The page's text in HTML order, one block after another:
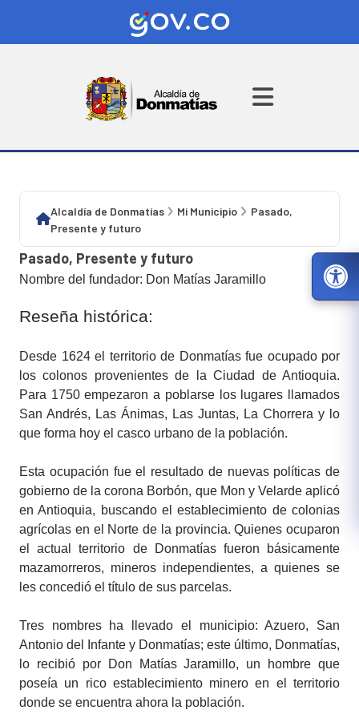
Alcaldía de Donmatías Mi Municipio
Pasado,
Presente y futuro
Pasado, Presente y futuro
​Nombre del fundador: Don Matías Jaramillo
Reseña histórica:
Desde 1624 el territorio de Donmatías fue ocupado por
los colonos provenientes de la Ciudad de Antioquia.
Para 1750 empezaron a poblarse los lugares llamados
San Andrés, Las Ánimas, Las Juntas, La Chorrera y lo
que forma hoy el casco urbano de la población.
Esta ocupación fue el resultado de nuevas políticas de
gobierno de la corona Borbón, que Mon y Velarde aplicó
en Antioquia, buscando el establecimiento de colonias
agrícolas en el Norte de la provincia. Quienes ocuparon
el actual territorio de Donmatías fueron básicamente
mazamorreros, mineros independientes, a quienes se
les concedió el título de sus parcelas.
Tres nombres ha llevado el municipio: Azuero, San
Antonio del Infante y Donmatías; este último, Donmatías,
lo recibió por Don Matías Jaramillo, un hombre que
poseía un rico establecimiento minero en el territorio
donde se encuentra ahora la población.